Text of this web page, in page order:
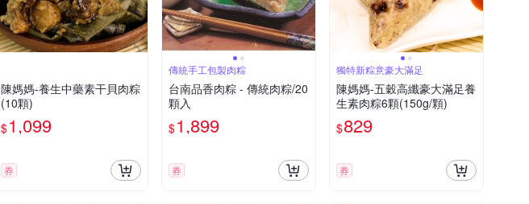
陳媽媽-養生中藥素干貝肉粽
(10顆)
$1,099
券
傳統手工包製肉粽
台南品香肉粽 - 傳統肉粽/20
顆入
$1,899
券
獨特新粽意豪大滿足
陳媽媽-五穀高纖豪大滿足養
生素肉粽6顆(150g/顆)
$829
券